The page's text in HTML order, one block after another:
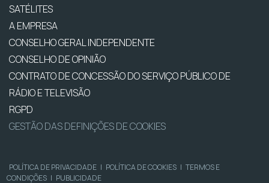
SATÉLITES
A EMPRESA
CONSELHO GERAL INDEPENDENTE
CONSELHO DE OPINIÃO
CONTRATO DE CONCESSÃO DO SERVIÇO PÚBLICO DE
RÁDIO E TELEVISÃO
RGPD
GESTÃO DAS DEFINIÇÕES DE COOKIES
POLÍTICA DE PRIVACIDADE | POLÍTICA DE COOKIES | TERMOS E
CONDIÇÕES | PUBLICIDADE